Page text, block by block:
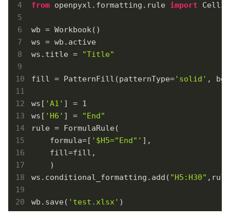
from openpyxl.formatting.rule import
wb = Workbook()
ws = wb.active
ws.title =
"Title"
fill = PatternFill(patternType='solid' ,
ws[ 'A1' ] = 1
ws[ 'H6' ] =
"End"
rule = FormulaRule(
    formula=[
'$H5="End"' ],
    fill=fill,
    )
ws.conditional_formatting.add( "H5:H30"
wb.save( 'test.xlsx'